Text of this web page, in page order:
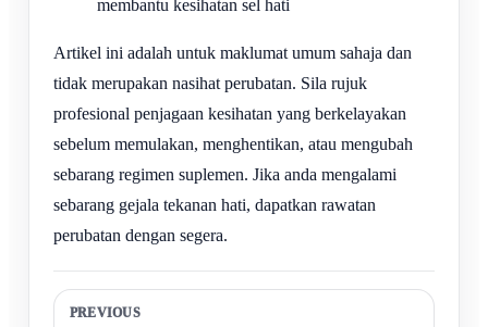
membantu kesihatan sel hati
Artikel ini adalah untuk maklumat umum sahaja dan
tidak merupakan nasihat perubatan. Sila rujuk
profesional penjagaan kesihatan yang berkelayakan
sebelum memulakan, menghentikan, atau mengubah
sebarang regimen suplemen. Jika anda mengalami
sebarang gejala tekanan hati, dapatkan rawatan
perubatan dengan segera.
PREVIOUS